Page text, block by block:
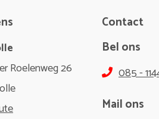
Roelenweg 26
Contact
Bel ons
085 -
Mail ons